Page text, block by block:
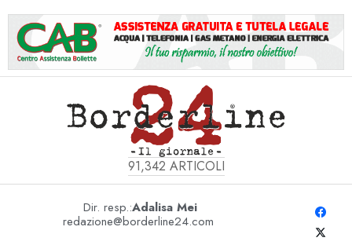
91,342 ARTICOLI
Dir. resp.:Adalisa Mei
redazione@borderline24.com